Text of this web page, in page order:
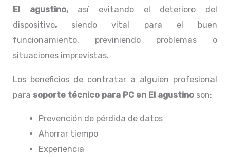
El agustino, así evitando el deterioro del
dispositivo, siendo vital para el buen
funcionamiento, previniendo problemas o
situaciones imprevistas.
Los beneficios de contratar a alguien profesional
para soporte técnico para PC en El agustino son:
Prevención de pérdida de datos
Ahorrar tiempo
Experiencia